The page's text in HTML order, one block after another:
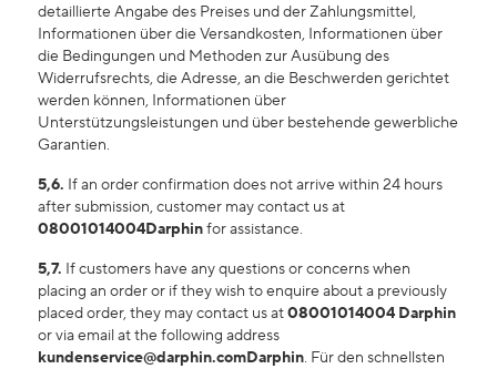
detaillierte Angabe des Preises und der Zahlungsmittel,
Informationen über die Versandkosten, Informationen über
die Bedingungen und Methoden zur Ausübung des
Widerrufsrechts, die Adresse, an die Beschwerden gerichtet
werden können, Informationen über
Unterstützungsleistungen und über bestehende gewerbliche
Garantien.
5,6. If an order confirmation does not arrive within 24 hours
after submission, customer may contact us at
08001014004Darphinfor assistance.
5,7. If customers have any questions or concerns when
placing an order or if they wish to enquire about a previously
placed order, they may contact us at08001014004Darphin
or via email at the following address
kundenservice@darphin.comDarphin. Für den schnellsten